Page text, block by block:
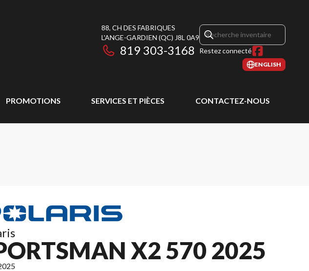
88, CH DES FABRIQUES
L'ANGE-GARDIEN (QC) J8L 0A9
819 303-3168 Restez connecté
ENGLISH
PROMOTIONS SERVICES ET PIÈCES CONTACTEZ-NOUS
X2 570 2025